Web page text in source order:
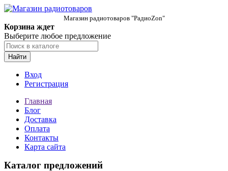
Магазин радиотоваров "РадиоZon"
Корзина ждет
Выберите любое предложение
Найти
Вход
Регистрация
Главная
Блог
Доставка
Оплата
Контакты
Карта сайта
Каталог предложений